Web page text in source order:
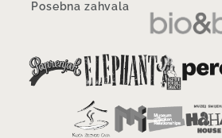
Posebna zahvala